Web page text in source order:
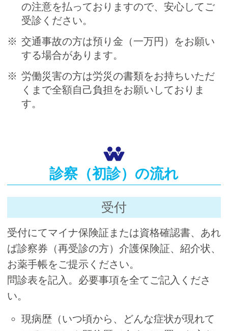
の注意を払っておりますので、安心してご
受診ください。
交通事故の方は預り金（一万円）をお願い
する場合があります。
労働災害の方は労災の書類をお持ちいただ
くまで全額自己負担をお願いしておりま
す。
診察（初診）の流れ
受付
受付にてマイナ保険証または資格確認書、あれ
ば診察券（再受診の方）介護保険証、紹介状、
お薬手帳をご提示ください。
問診表を記入。必要事項を全てご記入くださ
い。
現病歴（いつ頃から、どんな症状が現れて